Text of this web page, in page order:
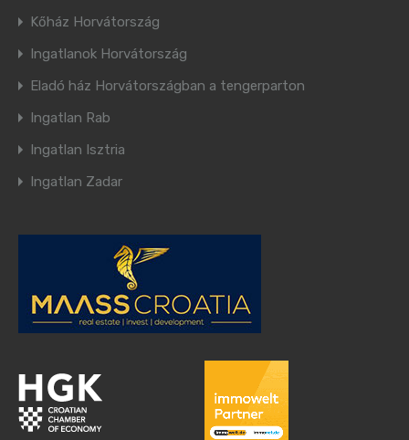
Kőház Horvátország
Ingatlanok Horvátország
Eladó ház Horvátországban a tengerparton
Ingatlan Rab
Ingatlan Isztria
Ingatlan Zadar